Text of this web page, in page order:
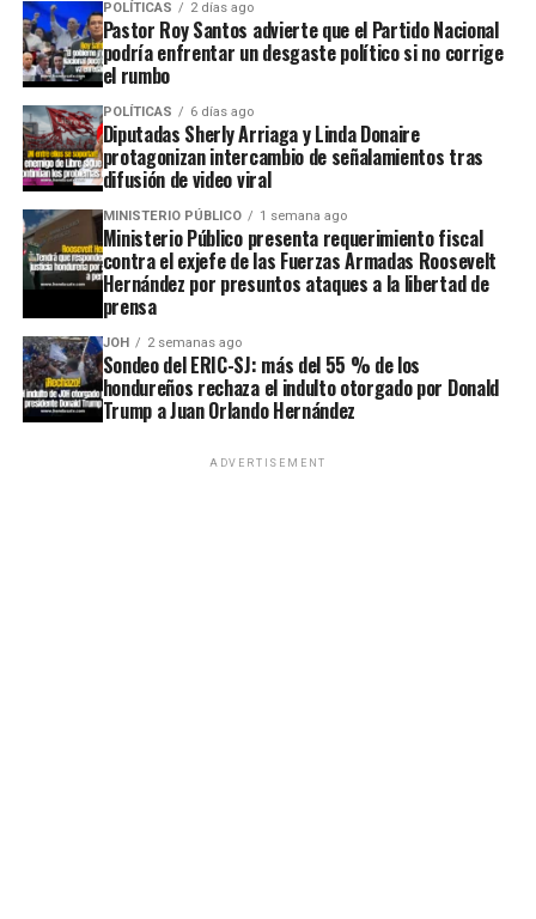
POLÍTICAS 2 días ago
Pastor Roy Santos advierte que el Partido Nacional
podría enfrentar un desgaste político si no corrige
el rumbo
POLÍTICAS 6 días ago
Diputadas Sherly Arriaga y Linda Donaire
protagonizan intercambio de señalamientos tras
difusión de video viral
MINISTERIO PÚBLICO 1 semana ago
Ministerio Público presenta requerimiento fiscal
contra el exjefe de las Fuerzas Armadas Roosevelt
Hernández por presuntos ataques a la libertad de
prensa
JOH 2 semanas ago
Sondeo del ERIC-SJ: más del 55 % de los
hondureños rechaza el indulto otorgado por Donald
Trump a Juan Orlando Hernández
ADVERTISEMENT